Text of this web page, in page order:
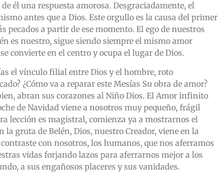
él una respuesta amorosa. Desgraciadamente, el
antes que a Dios. Este orgullo es la causa del primer
pecados a partir de ese momento. El ego de nuestros
es nuestro, sigue siendo siempre el mismo amor
convierte en el centro y ocupa el lugar de Dios.
el vínculo filial entre Dios y el hombre, roto
¿Cómo va a reparar este Mesías Su obra de amor?
abran sus corazones al Niño Dios. El Amor infinito
de Navidad viene a nosotros muy pequeño, frágil
lección es magistral, comienza ya a mostrarnos el
la gruta de Belén, Dios, nuestro Creador, viene en la
con nosotros, los humanos, que nos aferramos
vidas forjando lazos para aferrarnos mejor a los
a sus engañosos placeres y sus vanidades.